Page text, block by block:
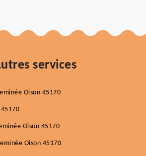
services
Oison 45170
Oison 45170
Oison 45170